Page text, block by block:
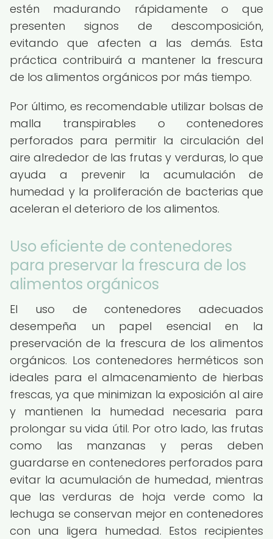
estén madurando rápidamente o que
presenten signos de descomposición,
evitando que afecten a las demás. Esta
práctica contribuirá a mantener la frescura
de los alimentos orgánicos por más tiempo.
Por último, es recomendable utilizar bolsas de
malla transpirables o contenedores
perforados para permitir la circulación del
aire alrededor de las frutas y verduras, lo que
ayuda a prevenir la acumulación de
humedad y la proliferación de bacterias que
aceleran el deterioro de los alimentos.
Uso eficiente de contenedores
para preservar la frescura de los
alimentos orgánicos
El uso de contenedores adecuados
desempeña un papel esencial en la
preservación de la frescura de los alimentos
orgánicos. Los contenedores herméticos son
ideales para el almacenamiento de hierbas
frescas, ya que minimizan la exposición al aire
y mantienen la humedad necesaria para
prolongar su vida útil. Por otro lado, las frutas
como las manzanas y peras deben
guardarse en contenedores perforados para
evitar la acumulación de humedad, mientras
que las verduras de hoja verde como la
lechuga se conservan mejor en contenedores
con una ligera humedad. Estos recipientes